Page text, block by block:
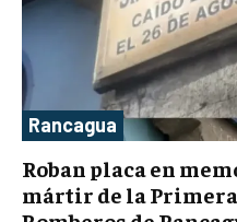
Rancagua
Roban placa en
mártir de la Primera